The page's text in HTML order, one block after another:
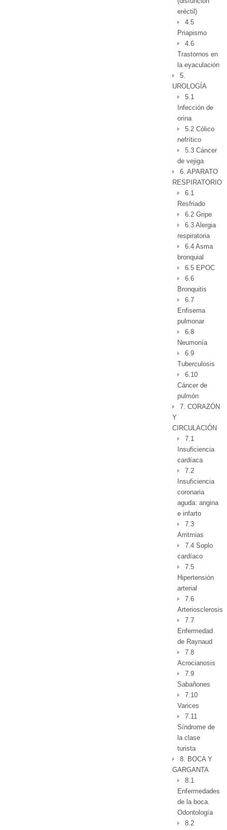
eréctil)
4.5
Priapismo
4.6
Trastornos en
la eyaculación
5.
UROLOGÍA
5.1
Infección de
orina
5.2 Cólico
nefrítico
5.3 Cáncer
de vejiga
6. APARATO
RESPIRATORIO
6.1
Resfriado
6.2 Gripe
6.3 Alergia
respiratoria
6.4 Asma
bronquial
6.5 EPOC
6.6
Bronquitis
6.7
Enfisema
pulmonar
6.8
Neumonía
6.9
Tuberculosis
6.10
Cáncer de
pulmón
7. CORAZÓN
Y
CIRCULACIÓN
7.1
Insuficiencia
cardíaca
7.2
Insuficiencia
coronaria
aguda: angina
e infarto
7.3
Arritmias
7.4 Soplo
cardíaco
7.5
Hipertensión
arterial
7.6
Arteriosclerosis
7.7
Enfermedad
de Raynaud
7.8
Acrocianosis
7.9
Sabañones
7.10
Varices
7.11
Síndrome de
la clase
turista
8. BOCA Y
GARGANTA
8.1
Enfermedades
de la boca.
Odontología
8.2